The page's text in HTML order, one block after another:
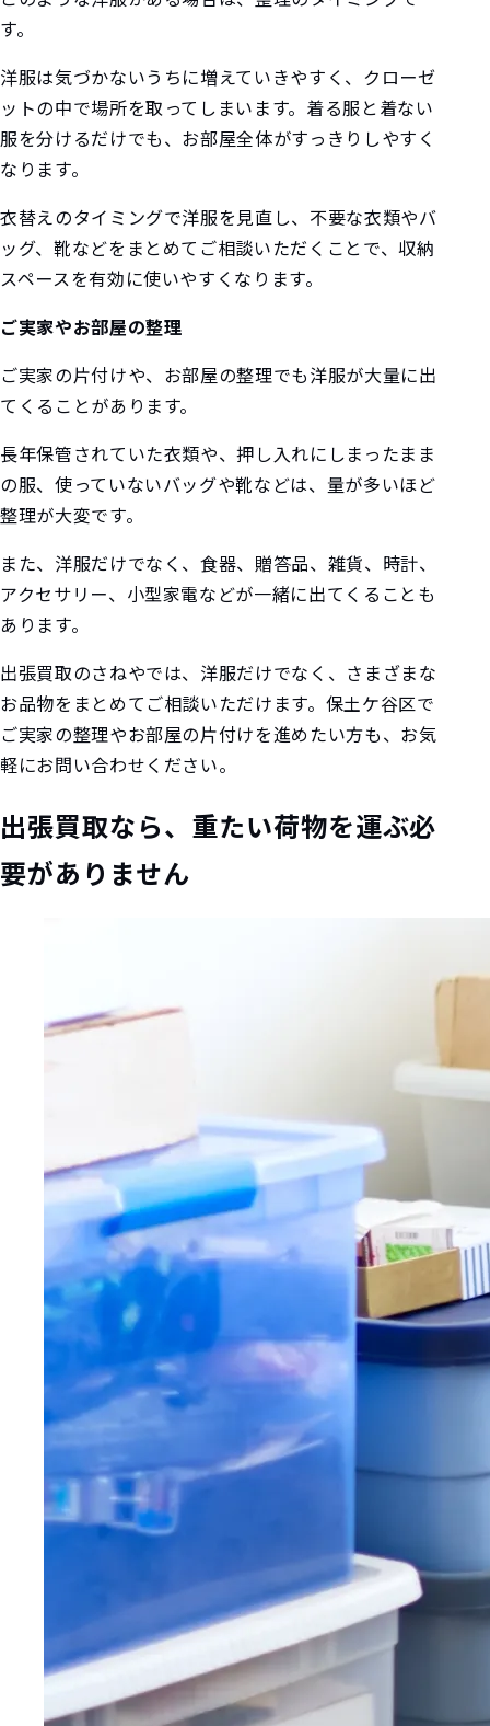
す。
洋服は気づかないうちに増えていきやすく、クローゼ
ットの中で場所を取ってしまいます。着る服と着ない
服を分けるだけでも、お部屋全体がすっきりしやすく
なります。
衣替えのタイミングで洋服を見直し、不要な衣類やバ
ッグ、靴などをまとめてご相談いただくことで、収納
スペースを有効に使いやすくなります。
ご実家やお部屋の整理
ご実家の片付けや、お部屋の整理でも洋服が大量に出
てくることがあります。
長年保管されていた衣類や、押し入れにしまったまま
の服、使っていないバッグや靴などは、量が多いほど
整理が大変です。
また、洋服だけでなく、食器、贈答品、雑貨、時計、
アクセサリー、小型家電などが一緒に出てくることも
あります。
出張買取のさねやでは、洋服だけでなく、さまざまな
お品物をまとめてご相談いただけます。保土ケ谷区で
ご実家の整理やお部屋の片付けを進めたい方も、お気
軽にお問い合わせください。
出張買取なら、重たい荷物を運ぶ必
要がありません